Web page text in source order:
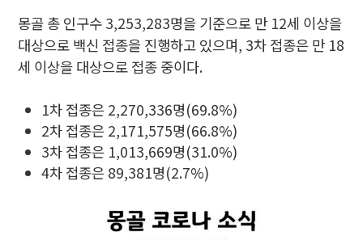
몽골 총 인구수 3,253,283명을 기준으로 만 12세 이상을
대상으로 백신 접종을 진행하고 있으며, 3차 접종은 만 18
세 이상을 대상으로 접종 중이다.
1차 접종은 2,270,336명(69.8%)
2차 접종은 2,171,575명(66.8%)
3차 접종은 1,013,669명(31.0%)
4차 접종은 89,381명(2.7%)